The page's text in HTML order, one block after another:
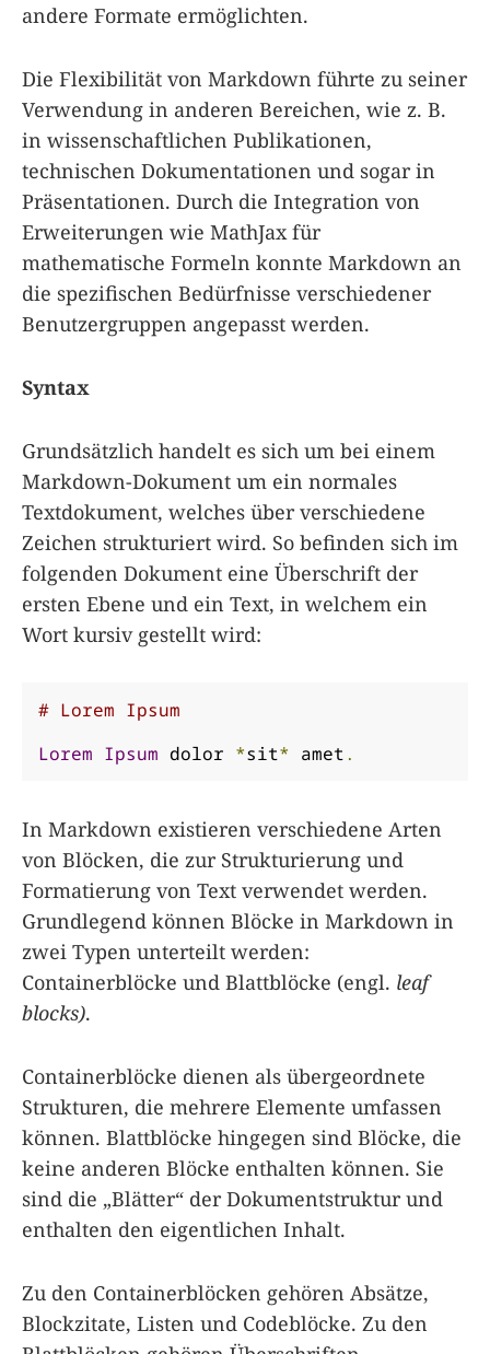
andere Formate ermöglichten.
Die Flexibilität von Markdown führte zu seiner
Verwendung in anderen Bereichen, wie z. B.
in wissenschaftlichen Publikationen,
technischen Dokumentationen und sogar in
Präsentationen. Durch die Integration von
Erweiterungen wie MathJax für
mathematische Formeln konnte Markdown an
die spezifischen Bedürfnisse verschiedener
Benutzergruppen angepasst werden.
Syntax
Grundsätzlich handelt es sich um bei einem
Markdown-Dokument um ein normales
Textdokument, welches über verschiedene
Zeichen strukturiert wird. So befinden sich im
folgenden Dokument eine Überschrift der
ersten Ebene und ein Text, in welchem ein
Wort kursiv gestellt wird:
# Lorem Ipsum
Lorem Ipsum dolor *sit* amet.
In Markdown existieren verschiedene Arten
von Blöcken, die zur Strukturierung und
Formatierung von Text verwendet werden.
Grundlegend können Blöcke in Markdown in
zwei Typen unterteilt werden:
Containerblöcke und Blattblöcke (engl. leaf
blocks).
Containerblöcke dienen als übergeordnete
Strukturen, die mehrere Elemente umfassen
können. Blattblöcke hingegen sind Blöcke, die
keine anderen Blöcke enthalten können. Sie
sind die „Blätter“ der Dokumentstruktur und
enthalten den eigentlichen Inhalt.
Zu den Containerblöcken gehören Absätze,
Blockzitate, Listen und Codeblöcke. Zu den